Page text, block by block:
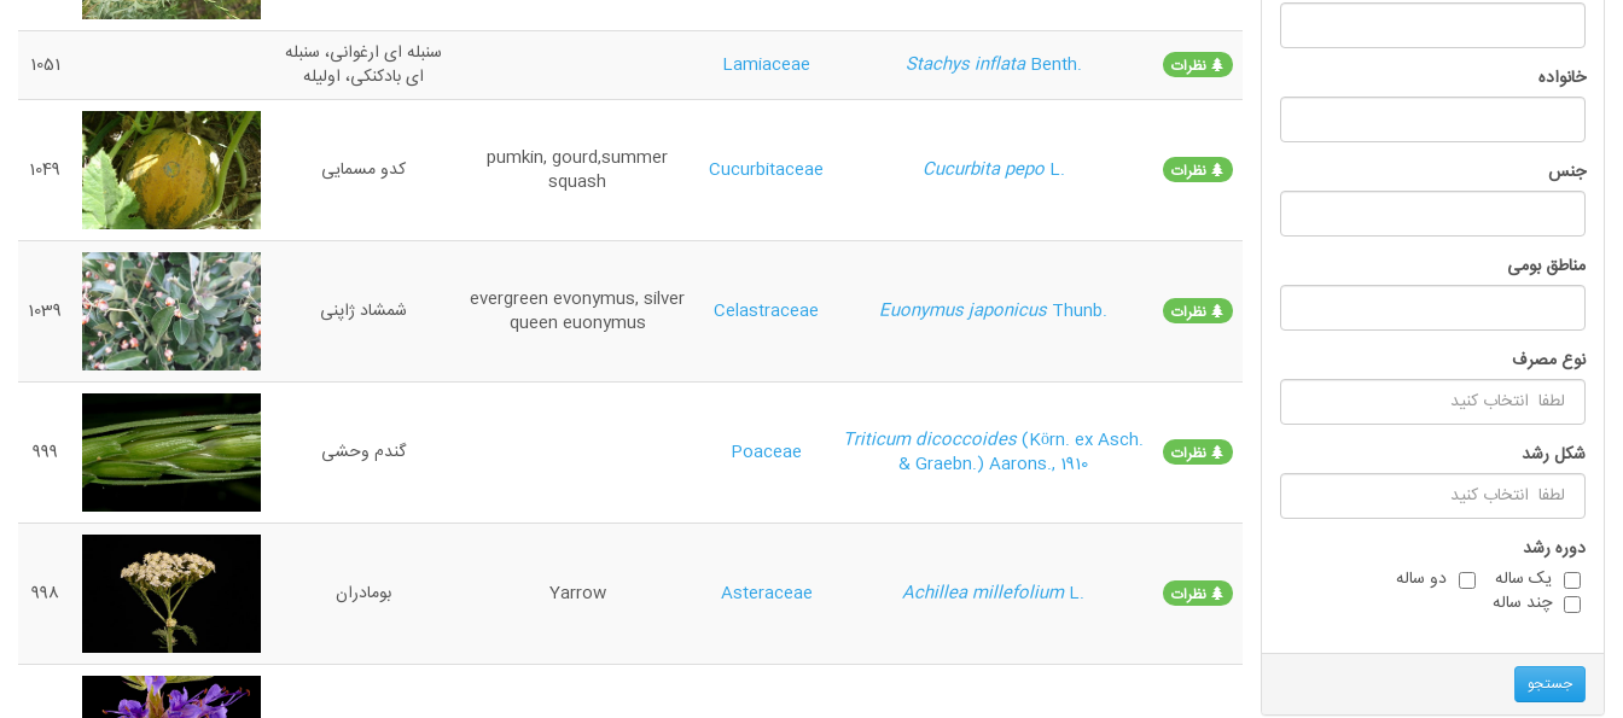
خانواده
جنس
مناطق بومی
نوع مصرف
شکل رشد
دوره رشد
یک ساله
دو ساله
چند ساله
جستجو
نظرات Stachys inflataBenth.
Lamiaceae
سنبله ای ارغوانی، سنبله
ای بادکنکی، اولیله
1051
نظرات Cucurbita pepo L.
Cucurbitaceae
pumkin, gourd,summer
squash
کدو مسمایی 1049
نظرات Euonymus japonicusThunb.
Celastraceae
evergreen evonymus, silver
queen euonymus
شمشاد ژاپنی 1039
نظرات Triticum dicoccoides(Körn. ex Asch.
& Graebn.) Aarons., 1910
Poaceae گندم وحشی 999
نظرات Achillea millefoliumL.
Asteraceae
Yarrow بومادران 998